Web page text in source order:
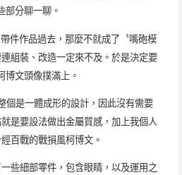
部分聊一聊。
件作品過去，那麼不就成了〝嘴砲模
組裝、改造一定來不及。於是決定要
文頭像撲滿上。
個是一體成形的設計，因此沒有需要
是要設法做出金屬質感，加上我個人
百戰的戰損風柯博文。
些細部零件，包含眼睛，以及運用之